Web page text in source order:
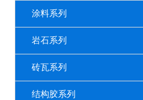
涂料系列
岩石系列
砖瓦系列
结构胶系列